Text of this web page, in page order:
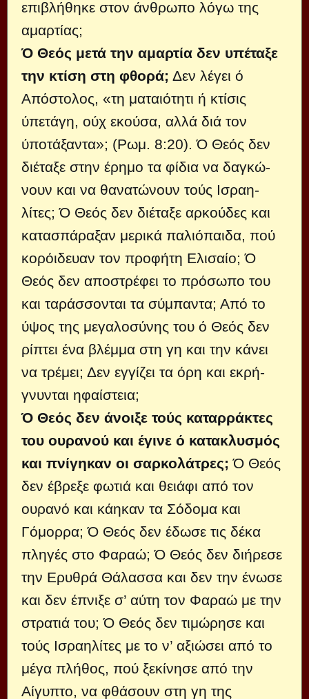
επιβλήθηκε στον άνθρωπο λόγω της
αμαρτίας;
Ό Θεός μετά την αμαρτία δεν υπέτα­ξε
την κτίση στη φθορά; Δεν λέγει ό
Απόστολος, «τη ματαιότητι ή κτίσις
ύπετάγη, ούχ εκούσα, αλλά διά τον
ύποτάξαντα»; (Ρωμ. 8:20). Ό Θεός δεν
διέταξε στην έρημο τα φίδια να δαγκώ­
νουν και να θανατώνουν τούς Ισραη­
λίτες; Ό Θεός δεν διέταξε αρκούδες και
κατασπάραξαν μερικά παλιόπαιδα, πού
κορόιδευαν τον προφήτη Ελισαίο; Ό
Θεός δεν αποστρέφει το πρόσωπο του
και ταράσσονται τα σύμπαντα; Από το
ύψος της μεγαλοσύνης του ό Θεός δεν
ρίπτει ένα βλέμμα στη γη και την κάνει
να τρέμει; Δεν εγγίζει τα όρη και εκρή­
γνυνται ηφαίστεια;
Ό Θεός δεν άνοιξε τούς καταρρά­κτες
του ουρανού και έγινε ό κατακλυ­σμός
και πνίγηκαν οι σαρκολάτρες; Ό Θεός
δεν έβρεξε φωτιά και θειάφι από τον
ουρανό και κάηκαν τα Σόδομα και
Γόμορρα; Ό Θεός δεν έδωσε τις δέκα
πληγές στο Φαραώ; Ό Θεός δεν διήρεσε
την Ερυθρά Θάλασσα και δεν την ένωσε
και δεν έπνιξε σ’ αύτη τον Φαραώ με την
στρατιά του; Ό Θεός δεν τιμώρη­σε και
τούς Ισραηλίτες με το ν’ αξιώσει από το
μέγα πλήθος, πού ξεκίνησε από την
Αίγυπτο, να φθάσουν στη γη της